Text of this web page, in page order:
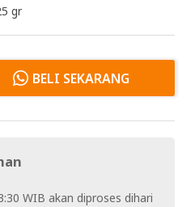
gr
BELI SEKARANG
WIB akan diproses dihari